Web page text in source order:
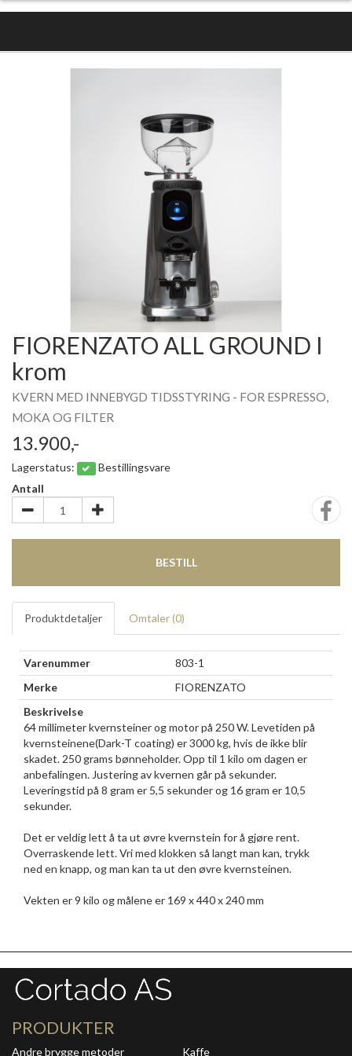
FIORENZATO ALL GROUND I
krom
KVERN MED INNEBYGD TIDSSTYRING - FOR ESPRESSO,
MOKA OG FILTER
13.900,-
Lagerstatus:
Bestillingsvare
Antall
BESTILL
Produktdetaljer Omtaler (0)
Varenummer
803-1
Merke
FIORENZATO
Beskrivelse
64 millimeter kvernsteiner og motor på 250 W. Levetiden på
kvernsteinene(Dark-T coating) er 3000 kg, hvis de ikke blir
skadet. 250 grams bønneholder. Opp til 1 kilo om dagen er
anbefalingen. Justering av kvernen går på sekunder.
Leveringstid på 8 gram er 5,5 sekunder og 16 gram er 10,5
sekunder.
Det er veldig lett å ta ut øvre kvernstein for å gjøre rent.
Overraskende lett. Vri med klokken så langt man kan, trykk
ned en knapp, og man kan ta ut den øvre kvernsteinen.
Vekten er 9 kilo og målene er 169 x 440 x 240 mm
PRODUKTER
Andre brygge metoder Kaffe